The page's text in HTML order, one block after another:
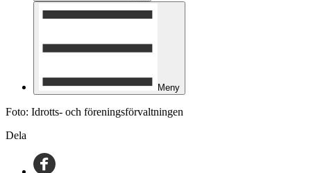
Meny
Foto: Idrotts- och föreningsförvaltningen
Dela